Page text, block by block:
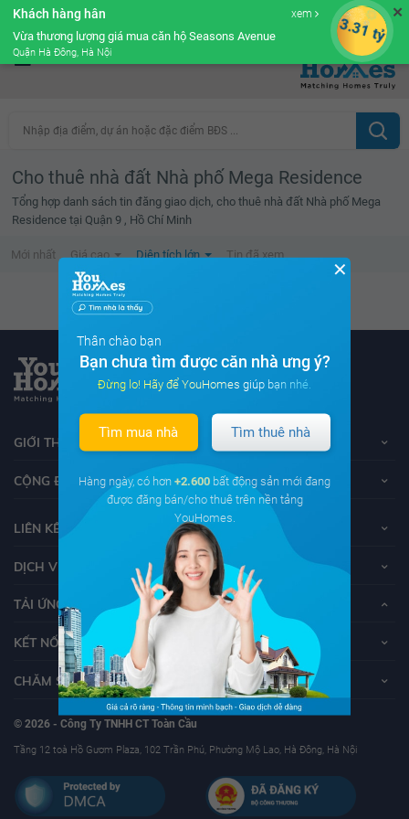
Cộng đồng Môi giới bPRO
Nhập địa điểm, dự án hoặc đặc điểm BĐS ...
Cho thuê nhà đất Nhà phố Mega Residence
Tổng hợp danh sách tin đăng giao dịch, cho thuê nhà đất Nhà phố Mega
Residence tại Quận 9 , Hồ Chí Minh
Mới nhất Giá cao Diện tích lớn Tin đã xem
Không tìm thấy tin bất động sản nào
GIỚI THIỆU VỀ YOUHOMES
CỘNG ĐỒNG YOUHOMERS
LIÊN KẾT
DỊCH VỤ KHÁCH HÀNG
TẢI ỨNG DỤNG YOUHOMES
KẾT NỐI VỚI YOUHOMES
CHĂM SÓC KHÁCH HÀNG
© 2026 - Công Ty TNHH CT Toàn Cầu
Tầng 12 toà Hồ Gươm Plaza, 102 Trần Phú, Phường Mộ Lao, Hà Đông, Hà Nội
✕
Thân chào bạn
Bạn chưa tìm được căn nhà ưng ý?
Đừng lo! Hãy để YouHomes giúp bạn nhé.
Tìm mua nhà Tìm thuê nhà
Hàng ngày, có hơn +2.600 bất động sản mới đang
được đăng bán/cho thuê trên nền tảng
YouHomes.
✕
Khách hàng hân xem
Vừa thương lượng giá mua căn hộ Seasons Avenue
Quận Hà Đông, Hà Nội
3.31 tỷ